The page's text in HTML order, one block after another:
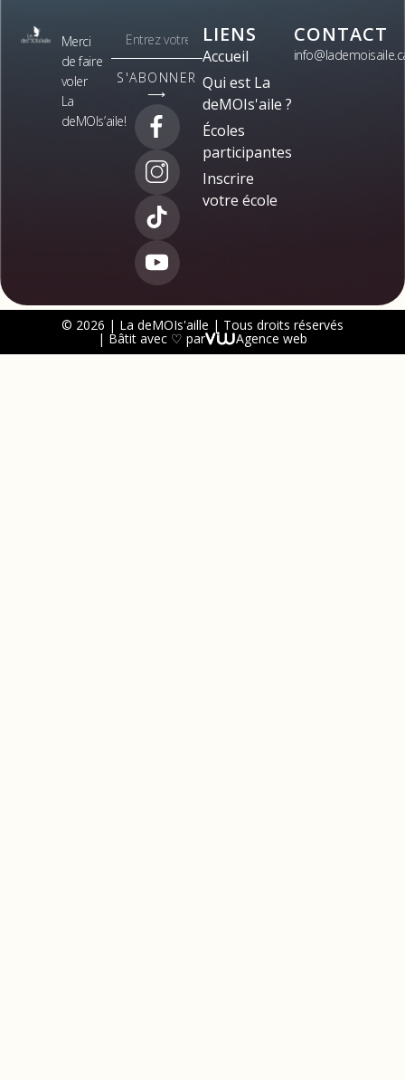
Merci
de faire
voler
La
deMOIs’aile!
S'ABONNER
⟶
LIENS
Accueil
Qui est La
deMOIs'aile ?
Écoles
participantes
Inscrire
votre école
CONTACT
© 2026 | La deMOIs'aille | Tous droits réservés
| Bâtit avec ♡ par Agence web